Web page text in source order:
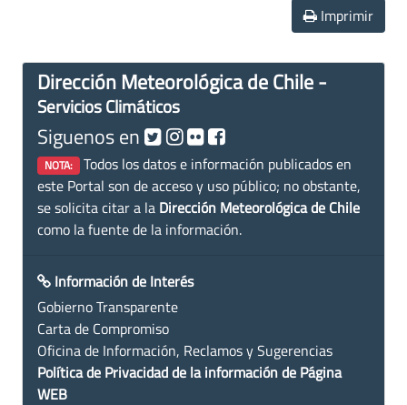
Imprimir
Dirección Meteorológica de Chile -
Servicios Climáticos
Siguenos en
NOTA: Todos los datos e información publicados en
este Portal son de acceso y uso público; no obstante,
se solicita citar a la Dirección Meteorológica de Chile
como la fuente de la información.
Información de Interés
Gobierno Transparente
Carta de Compromiso
Oficina de Información, Reclamos y Sugerencias
Política de Privacidad de la información de Página
WEB